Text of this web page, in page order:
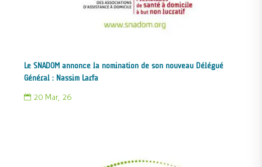
Le SNADOM annonce la nomination de son nouveau Délégué
Général : Nassim Larfa
 20 Mar, 26